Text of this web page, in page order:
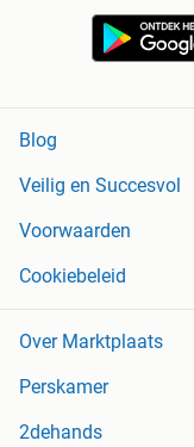
Blog
Veilig en Succesvol
Voorwaarden
Cookiebeleid
Over Marktplaats
Perskamer
2dehands